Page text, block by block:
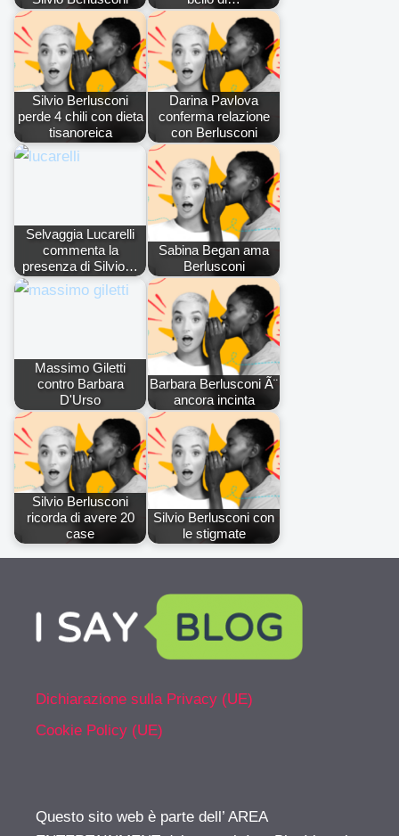
Silvio Berlusconi
perde 4 chili con dieta
tisanoreica
Darina Pavlova
conferma relazione
con Berlusconi
Selvaggia Lucarelli
commenta la
presenza di Silvio…
Sabina Began ama
Berlusconi
Massimo Giletti
contro Barbara
D'Urso
Barbara Berlusconi Ã¨
ancora incinta
Silvio Berlusconi
ricorda di avere 20
case
Silvio Berlusconi con
le stigmate
Dichiarazione sulla Privacy (UE)
Cookie Policy (UE)
Questo sito web è parte dell’ AREA